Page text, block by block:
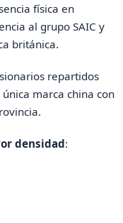
física en
al grupo SAIC y
británica.
repartidos
marca china con
densidad: